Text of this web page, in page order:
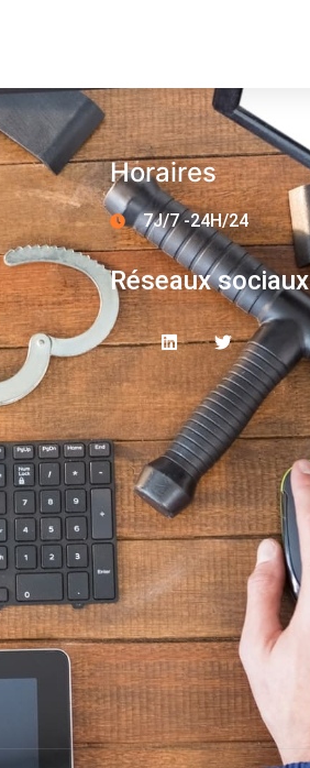
Horaires
7J/7 -24H/24
Réseaux sociaux